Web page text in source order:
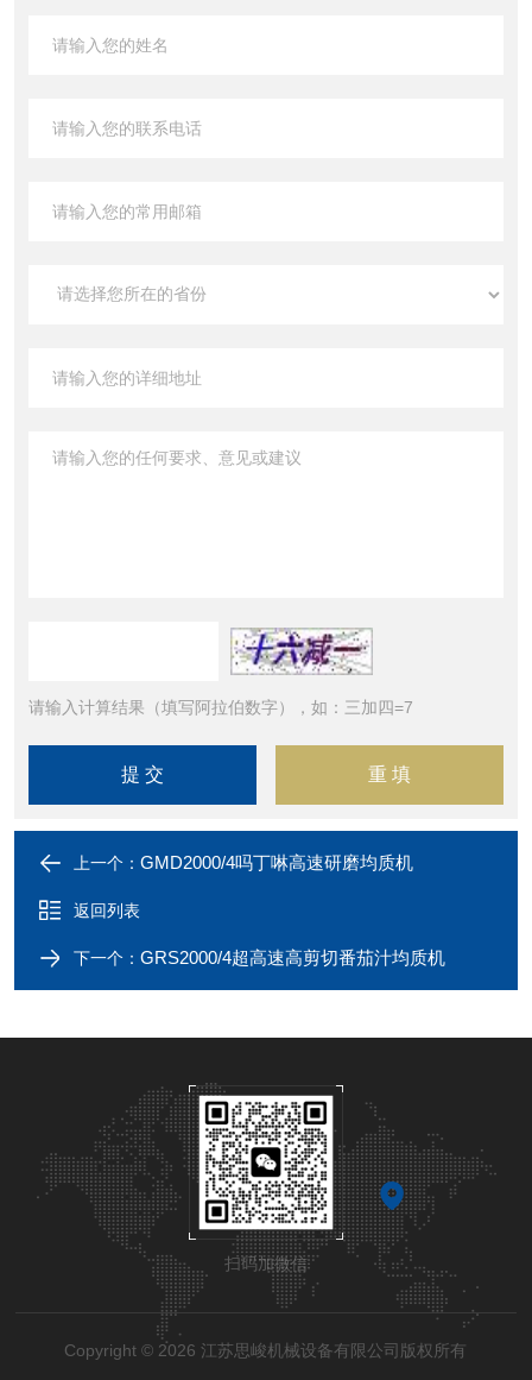
请输入计算结果（填写阿拉伯数字），如：三加四=7
上一个： GMD2000/4吗丁啉高速研磨均质机
返回列表
下一个： GRS2000/4超高速高剪切番茄汁均质机
扫码加微信
Copyright © 2026 江苏思峻机械设备有限公司版权所有